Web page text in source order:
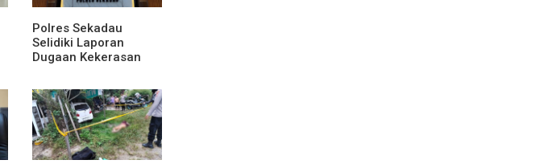
Polres Sekadau
Selidiki Laporan
Dugaan Kekerasan